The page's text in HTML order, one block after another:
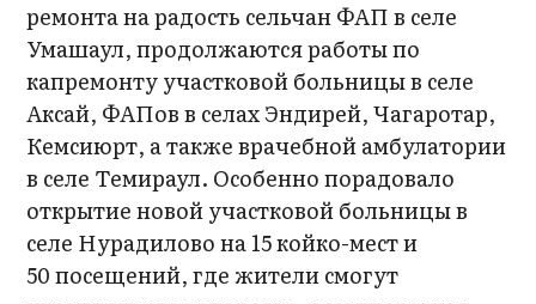
ремонта на радость сельчан ФАП в селе
Умашаул, продолжаются работы по
капремонту участковой больницы в селе
Аксай, ФАПов в селах Эндирей, Чагаротар,
Кемсиюрт, а также врачебной амбулатории
в селе Темираул. Особенно порадовало
открытие новой участковой больницы в
селе Нурадилово на 15 койко-мест и
50 посещений, где жители смогут